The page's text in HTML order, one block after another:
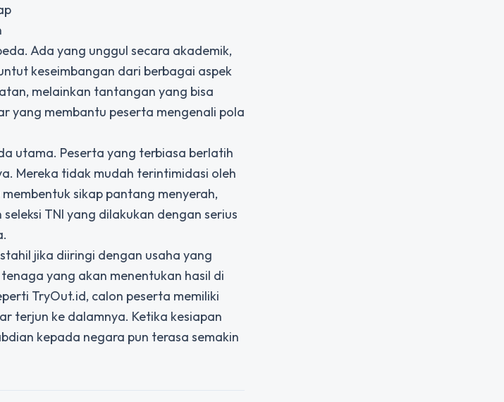
Ada yang unggul secara akademik,
keseimbangan dari berbagai aspek
melainkan tantangan yang bisa
yang membantu peserta mengenali pola
utama. Peserta yang terbiasa berlatih
Mereka tidak mudah terintimidasi oleh
sikap pantang menyerah,
TNI yang dilakukan dengan serius
jika diiringi dengan usaha yang
yang akan menentukan hasil di
TryOut.id, calon peserta memiliki
terjun ke dalamnya. Ketika kesiapan
kepada negara pun terasa semakin